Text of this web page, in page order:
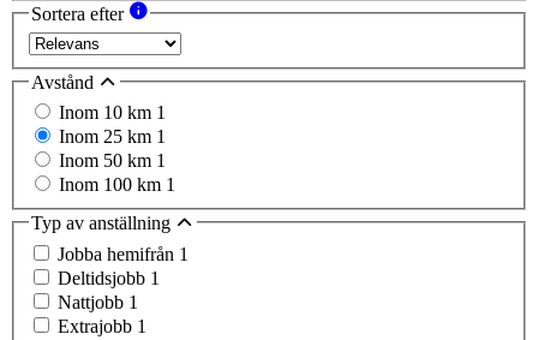
Sortera efter
Avstånd
Inom 10 km 1
Inom 25 km 1
Inom 50 km 1
Inom 100 km 1
Typ av anställning
Jobba hemifrån 1
Deltidsjobb 1
Nattjobb 1
Extrajobb 1